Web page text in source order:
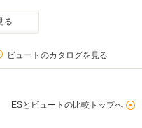
る
ビュートのカタログを見る
ESとビュートの比較トップへ